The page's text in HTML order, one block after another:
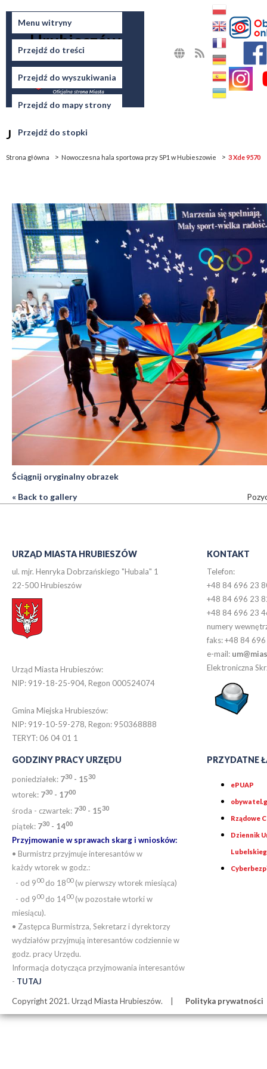
Menu witryny
Przejdź do treści
Przejdź do wyszukiwania
Przejdź do mapy strony
Przejdź do stopki
Miasto
Hrubieszów
Jesteś tutaj
Strona główna Nowoczesna hala sportowa przy SP1 w Hubieszowie 3 Xde 9570
Ściągnij oryginalny obrazek
« Back to gallery
URZĄD MIASTA HRUBIESZÓW
ul. mjr. Henryka Dobrzańskiego "Hubala" 1
22-500 Hrubieszów
Urząd Miasta Hrubieszów:
NIP: 919-18-25-904, Regon 000524074
Gmina Miejska Hrubieszów:
NIP: 919-10-59-278, Regon: 950368888
TERYT: 06 04 01 1
KONTAKT
Telefon:
+48 84 696 23
+48 84 696 23
+48 84 696 23
numery
faks: +48 84
e-mail:
Elektroniczna
GODZINY PRACY URZĘDU
poniedziałek: 730 - 1530
wtorek: 730 - 1700
środa - czwartek: 730 - 1530
piątek: 730 - 1400
Przyjmowanie w sprawach skarg i wniosków:
• Burmistrz przyjmuje interesantów w
każdy wtorek w godz.:
- od 900do 1800(w pierwszy wtorek miesiąca)
- od 900do 1400(w pozostałe wtorki w
miesiącu).
• Zastępca Burmistrza, Sekretarz i dyrektorzy
wydziałów przyjmują interesantów codziennie w
godz. pracy Urzędu.
Informacja dotycząca przyjmowania interesantów
- TUTAJ
PRZYDATNE
ePUAP
Rządowe
Dziennik
Copyright 2021. Urząd Miasta Hrubieszów. Polityka prywatności